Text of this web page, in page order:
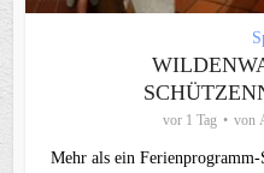
vor 1 Tag von
Mehr als ein Ferienprogramm-